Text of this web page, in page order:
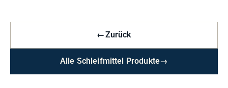
←Zurück
Alle Schleifmittel Produkte→